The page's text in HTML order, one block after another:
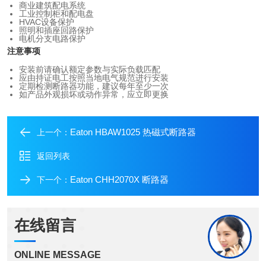
商业建筑配电系统
工业控制柜和配电盘
HVAC设备保护
照明和插座回路保护
电机分支电路保护
注意事项
安装前请确认额定参数与实际负载匹配
应由持证电工按照当地电气规范进行安装
定期检测断路器功能，建议每年至少一次
如产品外观损坏或动作异常，应立即更换
上一个： Eaton HBAW1025 热磁式断路器
返回列表
下一个： Eaton CHH2070X 断路器
在线留言
ONLINE MESSAGE